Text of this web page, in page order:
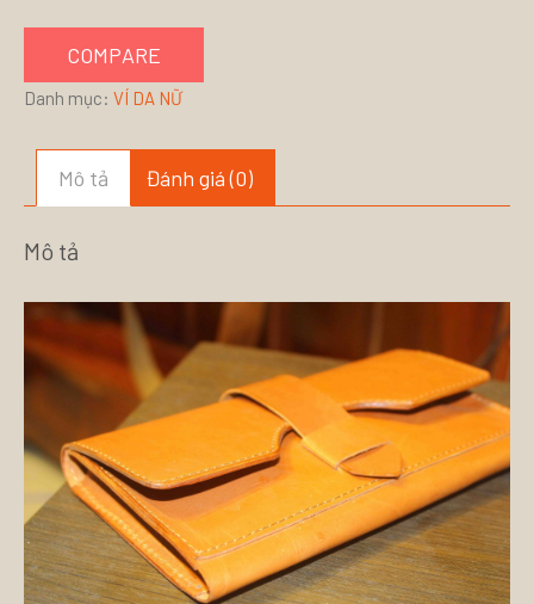
COMPARE
Danh mục: VÍ DA NỮ
Mô tả Đánh giá (0)
Mô tả